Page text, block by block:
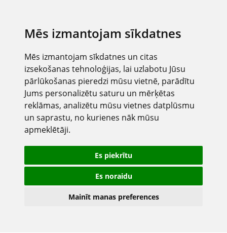
Mēs izmantojam sīkdatnes
Mēs izmantojam sīkdatnes un citas
izsekošanas tehnoloģijas, lai uzlabotu Jūsu
pārlūkošanas pieredzi mūsu vietnē, parādītu
Jums personalizētu saturu un mērķētas
reklāmas, analizētu mūsu vietnes datplūsmu
un saprastu, no kurienes nāk mūsu
apmeklētāji.
Es piekrītu
Es noraidu
Mainīt manas preferences